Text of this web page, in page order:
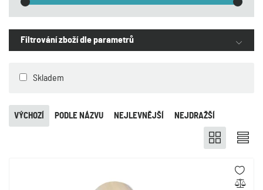
Filtrování zboží dle parametrů
Skladem
NEJLEVNĚJŠÍ NEJDRAŽŠÍ
PODLE NÁZVU
VÝCHOZÍ